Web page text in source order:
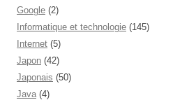
Google (2)
Informatique et technologie (145)
Internet (5)
Japon (42)
Japonais (50)
Java (4)